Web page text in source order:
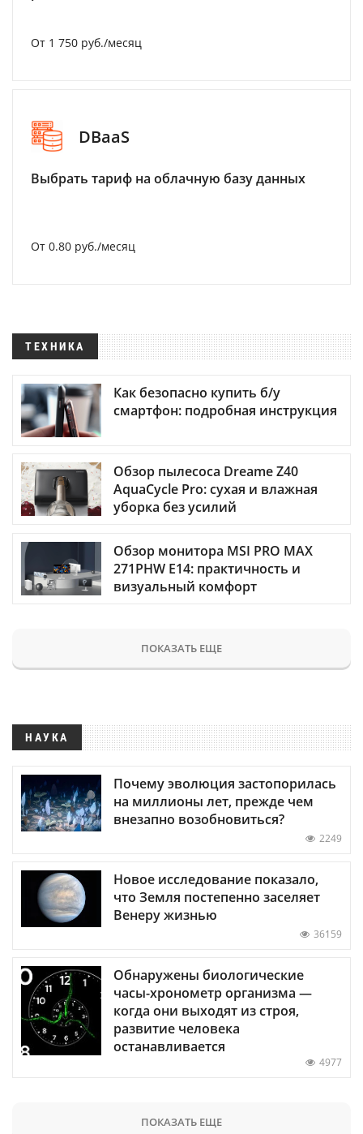
От 1 750 руб./месяц
DBaaS
Выбрать тариф на облачную базу данных
От 0.80 руб./месяц
ТЕХНИКА
Как безопасно купить б/у
смартфон: подробная инструкция
Обзор пылесоса Dreame Z40
AquaCycle Pro: сухая и влажная
уборка без усилий
Обзор монитора MSI PRO MAX
271PHW E14: практичность и
визуальный комфорт
ПОКАЗАТЬ ЕЩЕ
НАУКА
Почему эволюция застопорилась
на миллионы лет, прежде чем
внезапно возобновиться?
2249
Новое исследование показало,
что Земля постепенно заселяет
Венеру жизнью
36159
Обнаружены биологические
часы-хронометр организма —
когда они выходят из строя,
развитие человека
останавливается
4977
ПОКАЗАТЬ ЕЩЕ